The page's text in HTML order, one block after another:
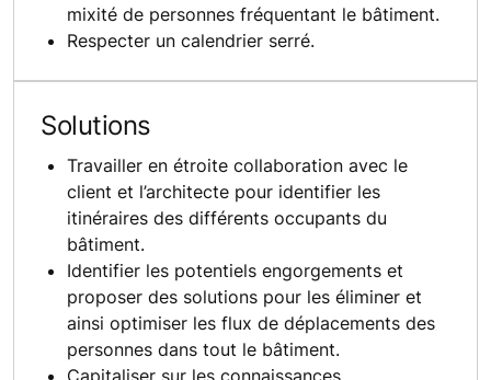
mixité de personnes fréquentant le bâtiment.
Respecter un calendrier serré.
Solutions
Travailler en étroite collaboration avec le
client et l’architecte pour identifier les
itinéraires des différents occupants du
bâtiment.
Identifier les potentiels engorgements et
proposer des solutions pour les éliminer et
ainsi optimiser les flux de déplacements des
personnes dans tout le bâtiment.
Capitaliser sur les connaissances